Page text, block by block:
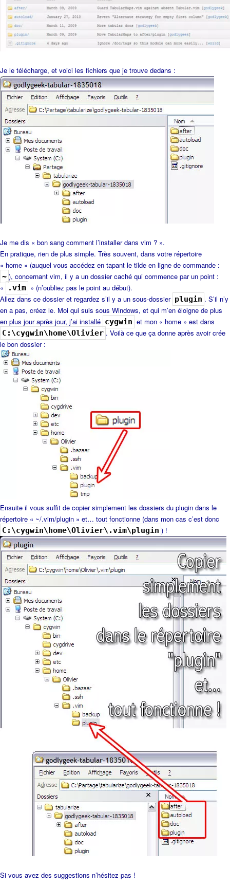
Je le télécharge, et voici les fichiers que je trouve dedans :
Je me dis « bon sang comment l’installer dans vim ? ».
En pratique, rien de plus simple. Très souvent, dans votre répertoire
« home » (auquel vous accédez en tapant le tilde en ligne de commande :
~ ), concernant vim, il y a un dossier caché qui commence par un point :
«
.vim » (n’oubliez pas le point au début).
Allez dans ce dossier et regardez s’il y a un sous-dossier plugin . S’il n’y
en a pas, créez le. Moi qui suis sous Windows, et qui m’en éloigne de plus
en plus jour après jour, j’ai installé cygwin et mon « home » est dans
C:\cygwin\home\Olivier . Voilà ce que ça donne après avoir crée
le bon dossier :
Ensuite il vous suffit de copier simplement les dossiers du plugin dans le
répertoire « ~/.vim/plugin » et… tout fonctionne (dans mon cas c’est donc
C:\cygwin\home\Olivier\.vim\plugin ) !
Si vous avez des suggestions n’hésitez pas !